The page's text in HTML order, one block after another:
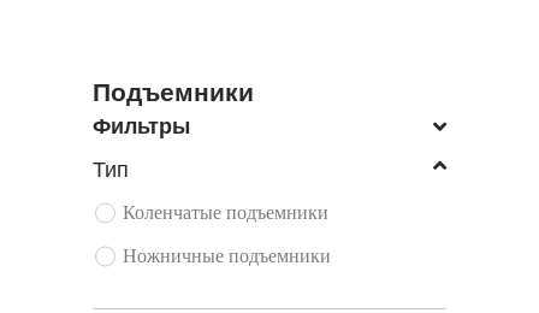
Подъемники
Фильтры
Тип
Коленчатые подъемники
Ножничные подъемники